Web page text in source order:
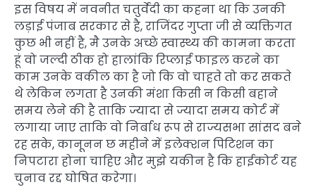
इस विषय में नवनीत चतुर्वेदी का कहना था कि उनकी
लड़ाई पंजाब सरकार से है, राजिंदर गुप्ता जी से व्यक्तिगत
कुछ भी नहीं है, मै उनके अच्छे स्वास्थ्य की कामना करता
हूं वो जल्दी ठीक हो हालांकि रिप्लाई फाइल करने का
काम उनके वकील का है जो कि वो चाहते तो कर सकते
थे लेकिन लगता है उनकी मंशा किसी न किसी बहाने
समय लेने की है ताकि ज्यादा से ज्यादा समय कोर्ट में
लगाया जाए ताकि वो निर्बाध रूप से राज्यसभा सांसद बने
रह सके, कानूनन छ महीने में इलेक्शन पिटिशन का
निपटारा होना चाहिए और मुझे यकीन है कि हाईकोर्ट यह
चुनाव रद्द घोषित करेगा।